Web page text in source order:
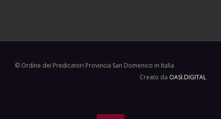
© Ordine dei Predicatori Provincia San Domenico in Italia
Creato da OASI.DIGITAL